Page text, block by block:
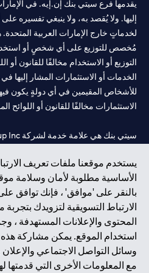
يستخدم موقعنا ملفات تعريف
الأساسية مطلوبة لأمان وسلامة
بالنقر على 'موافق' ، فإنك توافق
الارتباط التسويقية لتزويدك
المحتوى والإعلانات المستهدفة ،
استخدام الموقع. يمكن مشاركة
وسائل التواصل الاجتماعي والإعلان
مع المعلومات الأخرى التي قدمتها
يقدمها فرع سيتي بنك إن.إيه. في
إليها. ولا يُقصد به، ولا ينبغي تفسيره
لخدماتٍ خارج الإمارات العربية المتحدة.
مُخصص للتوزيع على أي شخصٍ أو
التوزيع أو الاستخدام مخالفًا للقانون أو
الخدمات أو الاستثمارات المشار إليها
للأشخاص المقيمين في أي دولةٍ يكون
الاستثمارات مخالفًا للقانون أو اللوائح
سيتي بنك إن. إيه. الإمارات مسجل
الإمارات في دبي، و CN-1002019 لفرع أبوظبي. هاتف: 4000 311 04.
فرع سيتي بنك إن إيه - الإمارات
الإمارات العربية المتحدة المركزي
سيتي بنك إن إيه الإمارات العربية